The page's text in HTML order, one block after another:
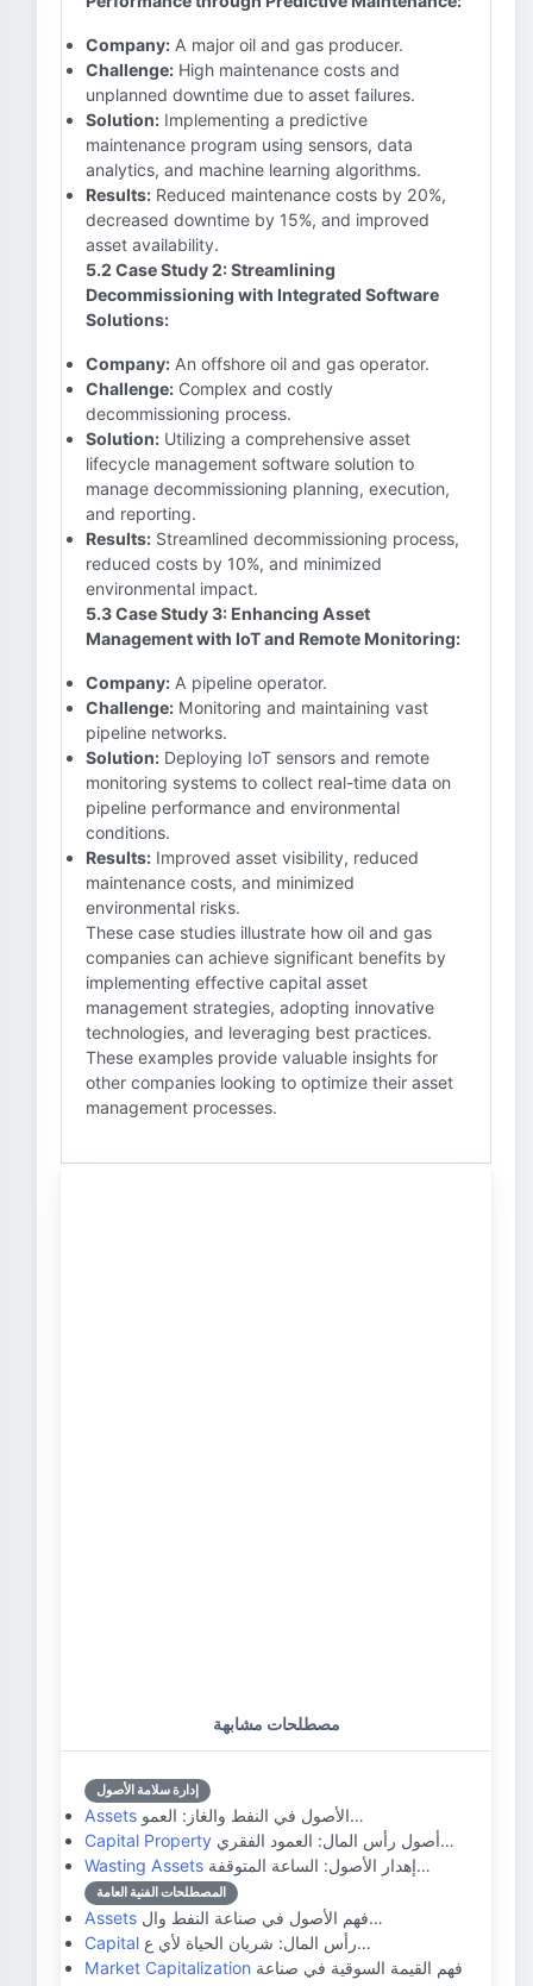
Company: A major oil and gas producer.
Challenge: High maintenance costs and
unplanned downtime due to asset failures.
Solution: Implementing a predictive
maintenance program using sensors, data
analytics, and machine learning algorithms.
Results: Reduced maintenance costs by 20%,
decreased downtime by 15%, and improved
asset availability.
5.2 Case Study 2: Streamlining
Decommissioning with Integrated Software
Solutions:
Company: An offshore oil and gas operator.
Challenge: Complex and costly
decommissioning process.
Solution: Utilizing a comprehensive asset
lifecycle management software solution to
manage decommissioning planning, execution,
and reporting.
Results: Streamlined decommissioning process,
reduced costs by 10%, and minimized
environmental impact.
5.3 Case Study 3: Enhancing Asset
Management with IoT and Remote Monitoring:
Company: A pipeline operator.
Challenge: Monitoring and maintaining vast
pipeline networks.
Solution: Deploying IoT sensors and remote
monitoring systems to collect real-time data on
pipeline performance and environmental
conditions.
Results: Improved asset visibility, reduced
maintenance costs, and minimized
environmental risks.
These case studies illustrate how oil and gas
companies can achieve significant benefits by
implementing effective capital asset
management strategies, adopting innovative
technologies, and leveraging best practices.
These examples provide valuable insights for
other companies looking to optimize their asset
management processes.
مصطلحات مشابهة
إدارة سلامة الأصول
Assets
الأصول في النفط والغاز: العمو…
Capital Property
أصول رأس المال: العمود الفقري…
Wasting Assets
إهدار الأصول: الساعة المتوقفة…
المصطلحات الفنية العامة
Assets
فهم الأصول في صناعة النفط وال…
Capital
رأس المال: شريان الحياة لأي ع…
Market Capitalization